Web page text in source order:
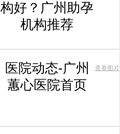
构好？广州助孕
机构推荐
医院动态-广州
蕙心医院首页
查看图片